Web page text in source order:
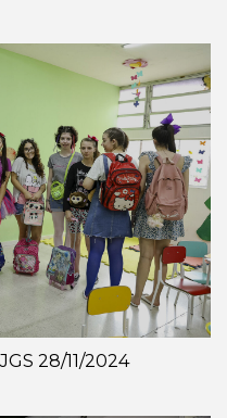
28/11/2024